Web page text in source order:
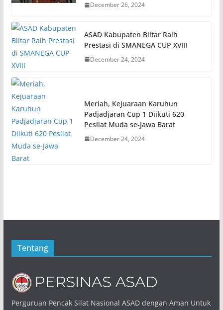
December 26, 2024
ASAD Kabupaten Blitar Raih
Prestasi di SMANEGA CUP XVIII
December 24, 2024
Meriah, Kejuaraan Karuhun
Padjadjaran Cup 1 Diikuti 620
Pesilat Muda se-Jawa Barat
December 24, 2024
Tentang
Perguruan Pencak Silat Nasional ASAD dengan Aman Untuk